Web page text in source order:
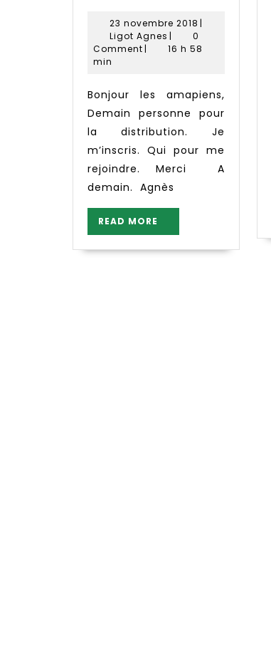
dec
23 novembre 2018 23
2018
|
Ligot Agnes Ligot
Agnes
|
0
Comment |
16 h 58
min
Bonjour les amapiens,
Demain personne pour
la distribution. Je
m’inscris. Qui pour me
rejoindre. Merci A
demain. Agnès
READ MORE
MORE